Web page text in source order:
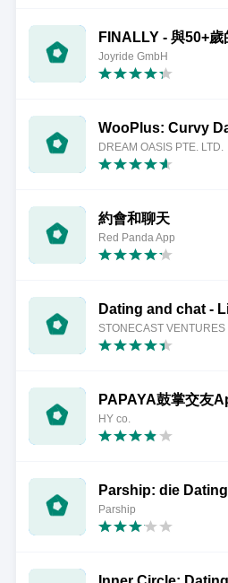
FINALLY - 與50+
Joyride GmbH
WooPlus: Curvy
DREAM OASIS PTE. LTD.
約會和聊天
Red Panda App
Dating and chat -
STONECAST VENTURES
PAPAYA鼓掌交友
HY co.
Parship: die
Parship